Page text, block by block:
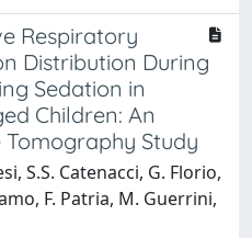
Respiratory
Distribution During
Sedation in
Children: An
Study
S.S. Catenacci, G. Florio,
F. Patria, M. Guerrini,